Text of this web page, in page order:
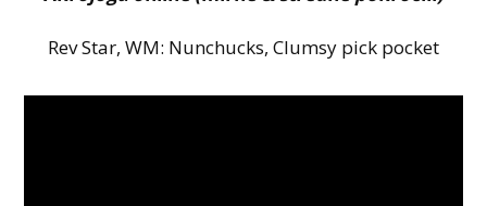
Rev Star, WM: Nunchucks, Clumsy pick pocket